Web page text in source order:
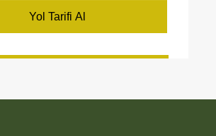
Yol Tarifi Al